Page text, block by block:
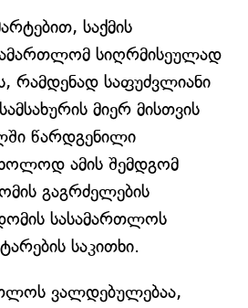
საქმის
სიღრმისეულად
რამდენად საფუძვლიანი
მიერ მისთვის
წარდგენილი
ამის შემდგომ
გაგრძელების
სასამართლოს
საკითხი.
ვალდებულებაა,